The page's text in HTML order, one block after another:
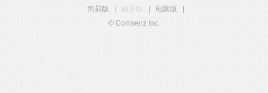
简易版
触屏版 电脑版
© Comsenz Inc.